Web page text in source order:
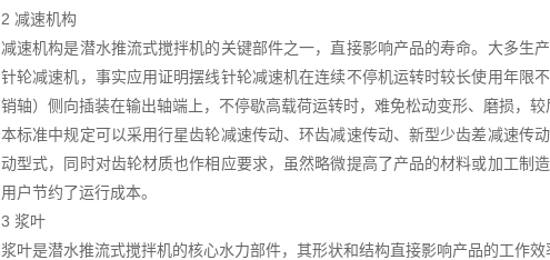
2 减速机构
减速机构是潜水推流式搅拌机的关键部件之一，直接影响产品的寿命。大多生
针轮减速机，事实应用证明摆线针轮减速机在连续不停机运转时较长使用年限
销轴）侧向插装在输出轴端上，不停歇高载荷运转时，难免松动变形、磨损，
本标准中规定可以采用行星齿轮减速传动、环齿减速传动、新型少齿差减速传
动型式，同时对齿轮材质也作相应要求，虽然略微提高了产品的材料或加工制
用户节约了运行成本。
3 浆叶
浆叶是潜水推流式搅拌机的核心水力部件，其形状和结构直接影响产品的工作效